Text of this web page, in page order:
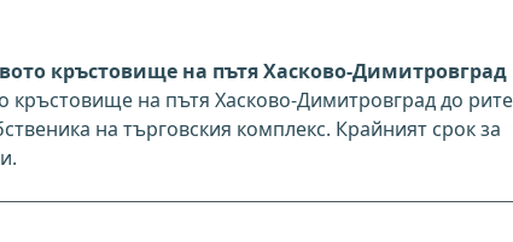
кръстовище на пътя Хасково-Димитровград
на пътя Хасково-Димитровград до
на търговския комплекс. Крайният срок за